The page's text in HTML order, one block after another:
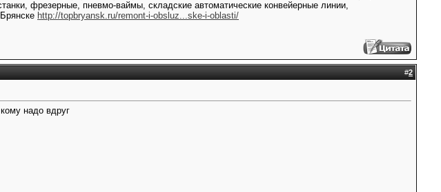
фрезерные, пневмо-ваймы, складские автоматические конвейерные линии,
http://topbryansk.ru/remont-i-obsluz...ske-i-oblasti/
#2
надо вдруг